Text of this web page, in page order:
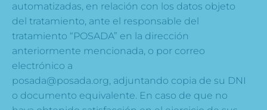
automatizadas, en relación con los datos objeto
del tratamiento, ante el responsable del
tratamiento “POSADA” en la dirección
anteriormente mencionada, o por correo
electrónico a
posada@posada.org, adjuntando copia de su DNI
o documento equivalente. En caso de que no